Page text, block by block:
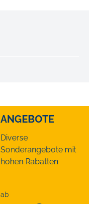
ANGEBOTE
Diverse
Sonderangebote mit
hohen Rabatten
ab